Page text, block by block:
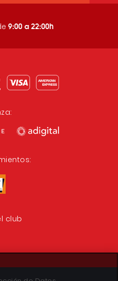
9:00 a 22:00h
club